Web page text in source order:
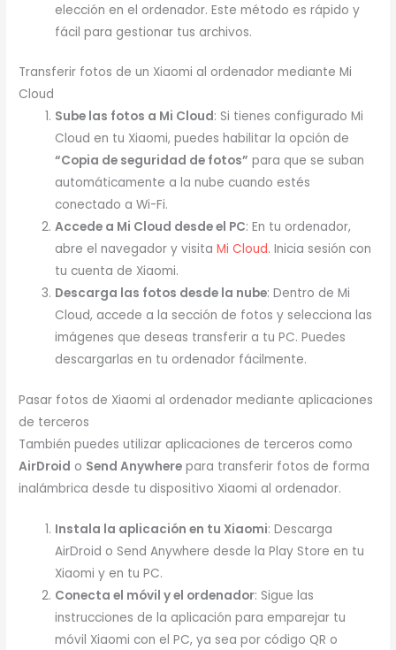
elección en el ordenador. Este método es rápido y
fácil para gestionar tus archivos.
Transferir fotos de un Xiaomi al ordenador mediante Mi
Cloud
Sube las fotos a Mi Cloud: Si tienes configurado Mi
Cloud en tu Xiaomi, puedes habilitar la opción de
“Copia de seguridad de fotos” para que se suban
automáticamente a la nube cuando estés
conectado a Wi-Fi.
Accede a Mi Cloud desde el PC: En tu ordenador,
abre el navegador y visitaMi Cloud. Inicia sesión con
tu cuenta de Xiaomi.
Descarga las fotos desde la nube: Dentro de Mi
Cloud, accede a la sección de fotos y selecciona las
imágenes que deseas transferir a tu PC. Puedes
descargarlas en tu ordenador fácilmente.
Pasar fotos de Xiaomi al ordenador mediante aplicaciones
de terceros
También puedes utilizar aplicaciones de terceros como
AirDroid o Send Anywhere para transferir fotos de forma
inalámbrica desde tu dispositivo Xiaomi al ordenador.
Instala la aplicación en tu Xiaomi: Descarga
AirDroid o Send Anywhere desde la Play Store en tu
Xiaomi y en tu PC.
Conecta el móvil y el ordenador: Sigue las
instrucciones de la aplicación para emparejar tu
móvil Xiaomi con el PC, ya sea por código QR o